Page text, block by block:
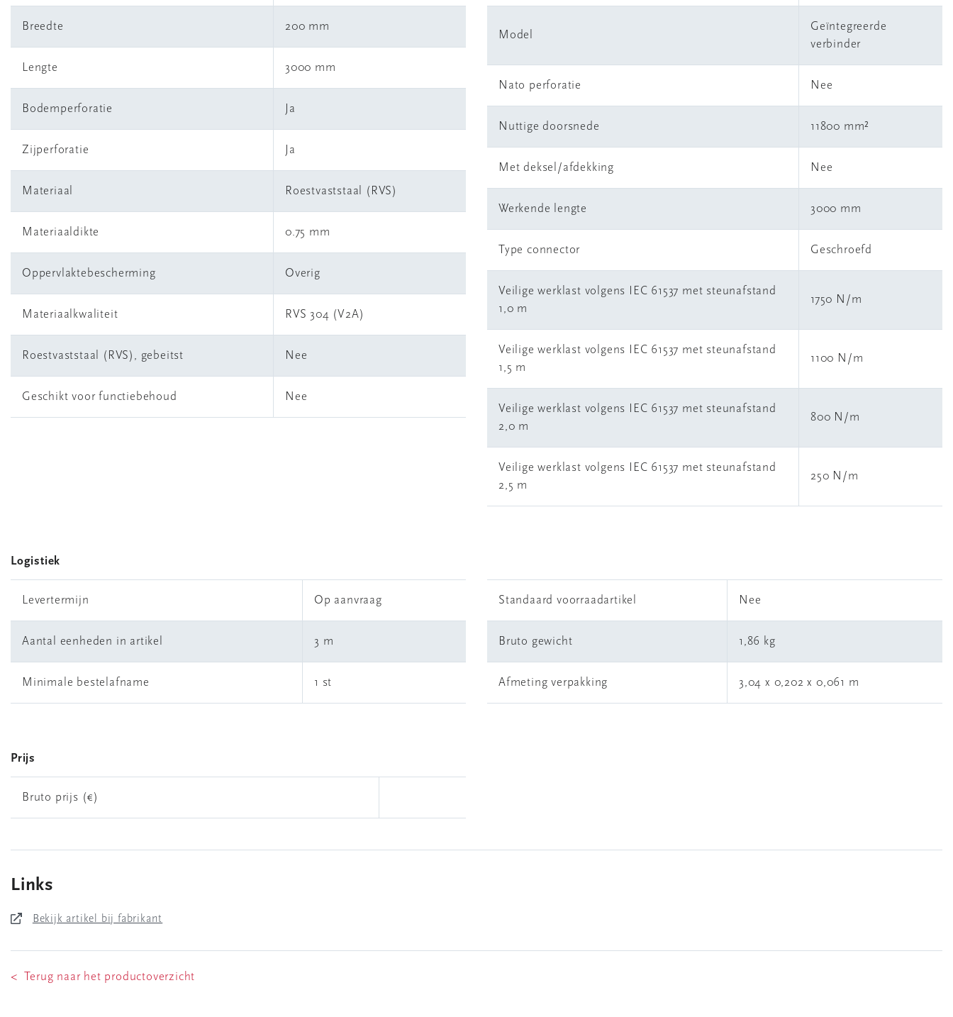
Breedte 200 mm
Lengte 3000 mm
Bodemperforatie Ja
Zijperforatie Ja
Materiaal Roestvaststaal (RVS)
Materiaaldikte 0.75 mm
Oppervlaktebescherming Overig
Materiaalkwaliteit RVS 304 (V2A)
Roestvaststaal (RVS), gebeitst Nee
Geschikt voor functiebehoud Nee
Model
Geïntegreerde
verbinder
Nato perforatie Nee
Nuttige doorsnede 11800 mm²
Met deksel/afdekking Nee
Werkende lengte 3000 mm
Type connector Geschroefd
Veilige werklast volgens IEC 61537 met steunafstand
1,0 m
1750 N/m
Veilige werklast volgens IEC 61537 met steunafstand
1,5 m
1100 N/m
Veilige werklast volgens IEC 61537 met steunafstand
2,0 m
800 N/m
Veilige werklast volgens IEC 61537 met steunafstand
2,5 m
250 N/m
Logistiek
Levertermijn Op aanvraag
Aantal eenheden in artikel 3 m
Minimale bestelafname 1 st
Standaard voorraadartikel Nee
Bruto gewicht 1,86 kg
Afmeting verpakking 3,04 x 0,202 x 0,061 m
Prijs
Bruto prijs (€)
Links
Bekijk artikel bij fabrikant
< Terug naar het productoverzicht